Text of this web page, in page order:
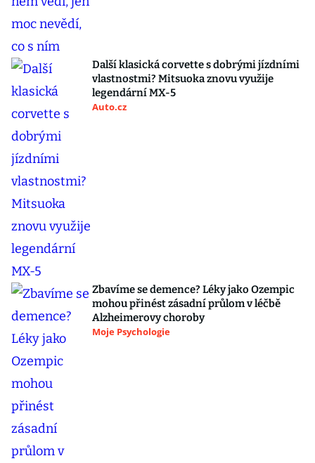
Další klasická corvette s dobrými jízdními
vlastnostmi? Mitsuoka znovu využije
legendární MX-5
Auto.cz
Zbavíme se demence? Léky jako Ozempic
mohou přinést zásadní průlom v léčbě
Alzheimerovy choroby
Moje Psychologie